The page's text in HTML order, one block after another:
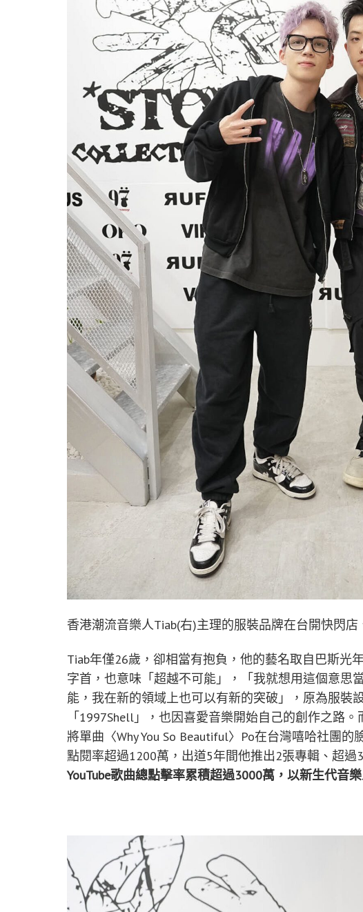
香港潮流音樂人Tiab(右)主理的服裝品牌在台開快閃
Tiab年僅26歲，卻相當有抱負，他的藝名取自巴斯光
字首，也意味「超越不可能」，「我就想用這個意思
能，我在新的領域上也可以有新的突破」，原為服裝
「1997Shell」，也因喜愛音樂開始自己的創作之路
將單曲〈Why You So Beautiful〉Po在台灣嘻哈社團的
點閱率超過1200萬，出道5年間他推出2張專輯、超過
YouTube歌曲總點擊率累積超過3000萬，以新生代音